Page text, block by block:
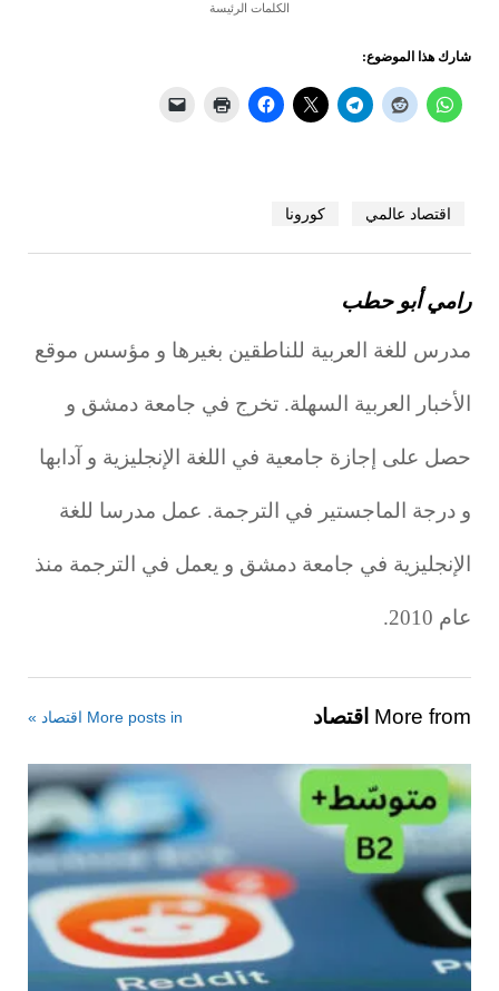
الكلمات الرئيسة
شارك هذا الموضوع:
اقتصاد عالمي كورونا
رامي أبو حطب
مدرس للغة العربية للناطقين بغيرها و مؤسس موقع
الأخبار العربية السهلة. تخرج في جامعة دمشق و
حصل على إجازة جامعية في اللغة الإنجليزية و آدابها
و درجة الماجستير في الترجمة. عمل مدرسا للغة
الإنجليزية في جامعة دمشق و يعمل في الترجمة منذ
عام 2010.
More from اقتصاد More posts in اقتصاد »